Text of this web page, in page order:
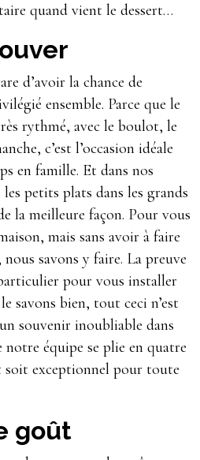
quand vient le dessert…
d’avoir la chance de
ensemble. Parce que le
rythmé, avec le boulot, le
c’est l’occasion idéale
en famille. Et dans nos
petits plats dans les grands
la meilleure façon. Pour vous
mais sans avoir à faire
savons y faire. La preuve
pour vous installer
savons bien, tout ceci n’est
souvenir inoubliable dans
équipe se plie en quatre
soit exceptionnel pour toute
goût